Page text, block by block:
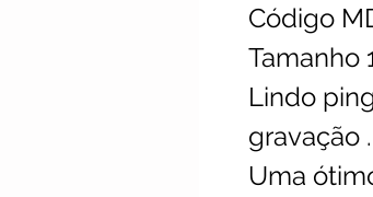
Código
Tamanho
Lindo
gravação .
Uma